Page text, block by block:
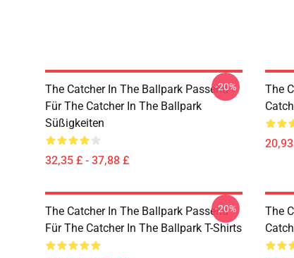
The Catcher In The Ballpark Passend
Für The Catcher In The Ballpark
Süßigkeiten
32,35 £ - 37,88 £
-20%
The
The Catcher In The Ballpark Passend
Für The Catcher In The Ballpark T-Shirts
-20%
The